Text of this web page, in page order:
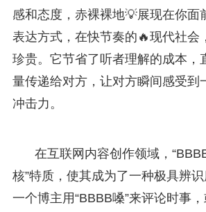
感和态度，赤裸裸地💡展现在你面
表达方式，在快节奏的🔥现代社会
珍贵。它节省了听者理解的成本，
量传递给对方，让对方瞬间感受到
冲击力。
在互联网内容创作领域，
核”特质，使其成为了一种极具辨识
一个博主用“BBBB嗓”来评论时事